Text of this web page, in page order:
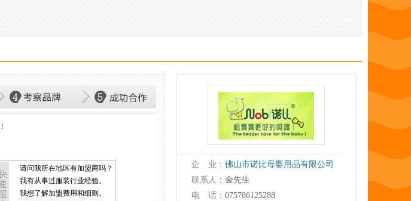
请问我所在地区有加盟商吗？
我有从事过服装行业经验。
我想了解加盟费用和细则。
企 业： 佛山市诺比母婴用品有限公司
联系人： 金先生
电 话： 075786125288